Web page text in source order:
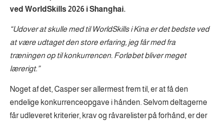
ved WorldSkills 2026 i Shanghai.
“Udover at skulle med til WorldSkills i Kina er det bedste ved
at være udtaget den store erfaring, jeg får med fra
træningen op til konkurrencen. Forløbet bliver meget
lærerigt.”
Noget af det, Casper ser allermest frem til, er at få den
endelige konkurrenceopgave i hånden. Selvom deltagerne
får udleveret kriterier, krav og råvarelister på forhånd, er der